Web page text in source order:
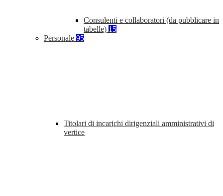
Consulenti e collaboratori (da pubblicare in
tabelle) 15
Personale 95
Titolari di incarichi dirigenziali amministrativi di
vertice